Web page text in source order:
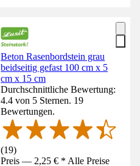
Beton Rasenbordstein grau
beidseitig gefast 100 cm x 5
cm x 15 cm
Durchschnittliche Bewertung:
4.4 von 5 Sternen. 19
Bewertungen.
(19)
Preis — 2,25 € * Alle Preise